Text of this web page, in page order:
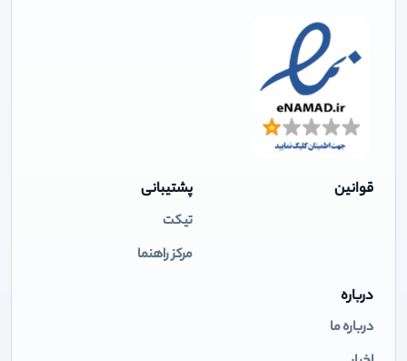
قوانین پشتیبانی
تیکت
مرکز راهنما
درباره
درباره ما